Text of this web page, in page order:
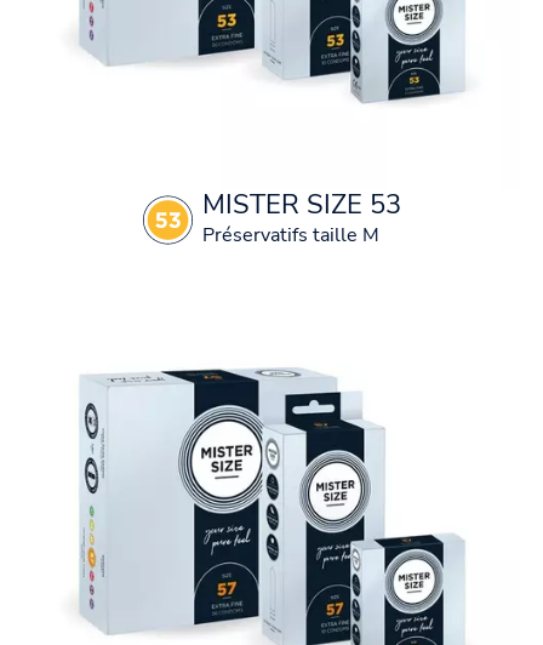
MISTER SIZE 53
Préservatifs taille M